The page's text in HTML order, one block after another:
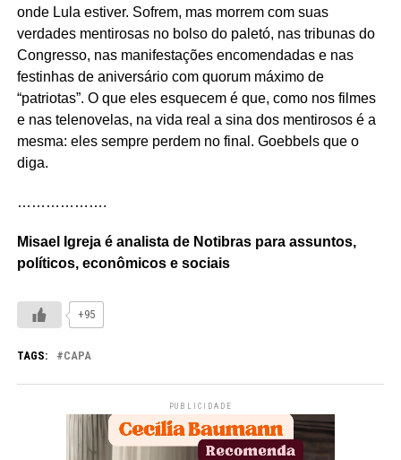
onde Lula estiver. Sofrem, mas morrem com suas
verdades mentirosas no bolso do paletó, nas tribunas do
Congresso, nas manifestações encomendadas e nas
festinhas de aniversário com quorum máximo de
“patriotas”. O que eles esquecem é que, como nos filmes
e nas telenovelas, na vida real a sina dos mentirosos é a
mesma: eles sempre perdem no final. Goebbels que o
diga.
……………….
Misael Igreja é analista de Notibras para assuntos,
políticos, econômicos e sociais
+95
TAGS: CAPA
PUBLICIDADE